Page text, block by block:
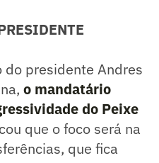
do presidente Andres
o mandatário
do Peixe
que o foco será na
que fica